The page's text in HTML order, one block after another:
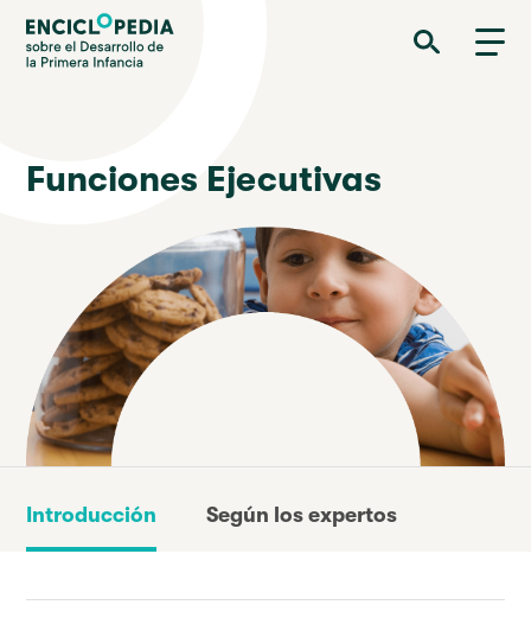
Pasar
contenido
Enciclopedia sobre el Desarrollo de la Primera Infancia
Funciones Ejecutivas
Introducción Según los expertos